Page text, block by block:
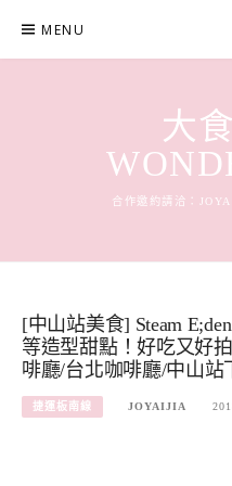
content
MENU
大
合作邀約請洽：
[中山站美食] Steam
等造型甜點！好吃又好
啡廳/台北咖啡廳/中山站
捷運板南線 JOYAIJIA